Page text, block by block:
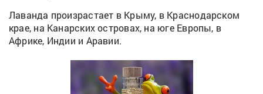
Лаванда произрастает в Крыму, в Краснодарском
крае, на Канарских островах, на юге Европы, в
Африке, Индии и Аравии.